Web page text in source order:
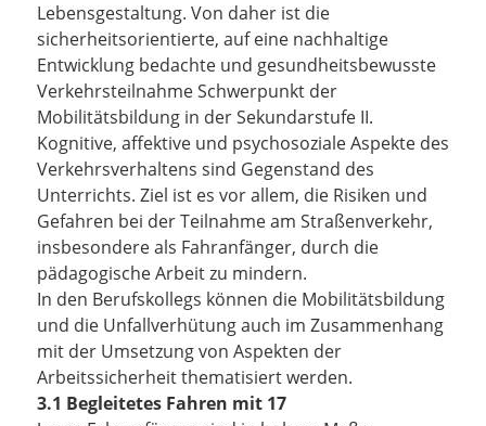
Lebensgestaltung. Von daher ist die
sicherheitsorientierte, auf eine nachhaltige
Entwicklung bedachte und gesundheitsbewusste
Verkehrsteilnahme Schwerpunkt der
Mobilitätsbildung in der Sekundarstufe II.
Kognitive, affektive und psychosoziale Aspekte des
Verkehrsverhaltens sind Gegenstand des
Unterrichts. Ziel ist es vor allem, die Risiken und
Gefahren bei der Teilnahme am Straßenverkehr,
insbesondere als Fahranfänger, durch die
pädagogische Arbeit zu mindern.
In den Berufskollegs können die Mobilitätsbildung
und die Unfallverhütung auch im Zusammenhang
mit der Umsetzung von Aspekten der
Arbeitssicherheit thematisiert werden.
3.1 Begleitetes Fahren mit 17